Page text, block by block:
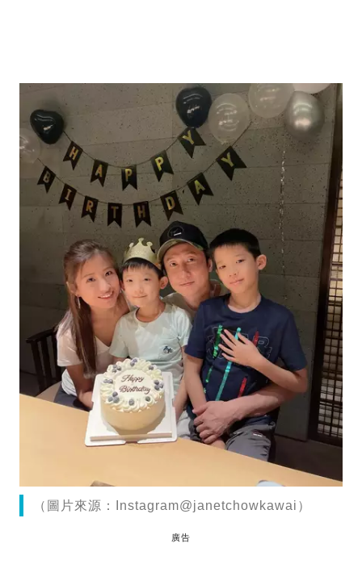
（圖片來源：Instagram@janetchowkawai）
廣告